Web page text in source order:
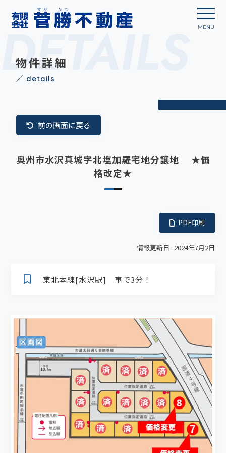
物件詳細
／ details
DETAILS
前の画面に戻る
奥州市水沢真城字北塩加羅宅地分譲地 ★価
格改定★
PDF印刷
情報更新日 : 2024年7月2日
東北本線[水沢駅] 車で3分！